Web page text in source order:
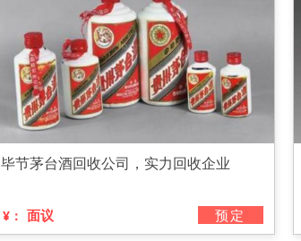
毕节茅台酒回收公司，实力回收企业
¥： 面议 预定